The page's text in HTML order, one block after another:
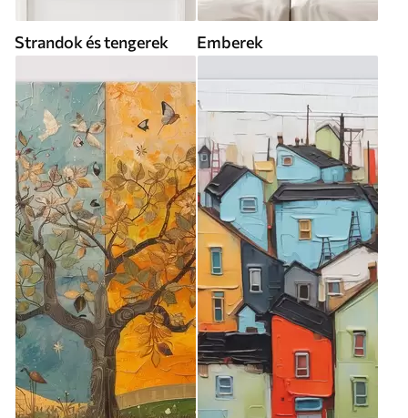
Strandok és tengerek Emberek